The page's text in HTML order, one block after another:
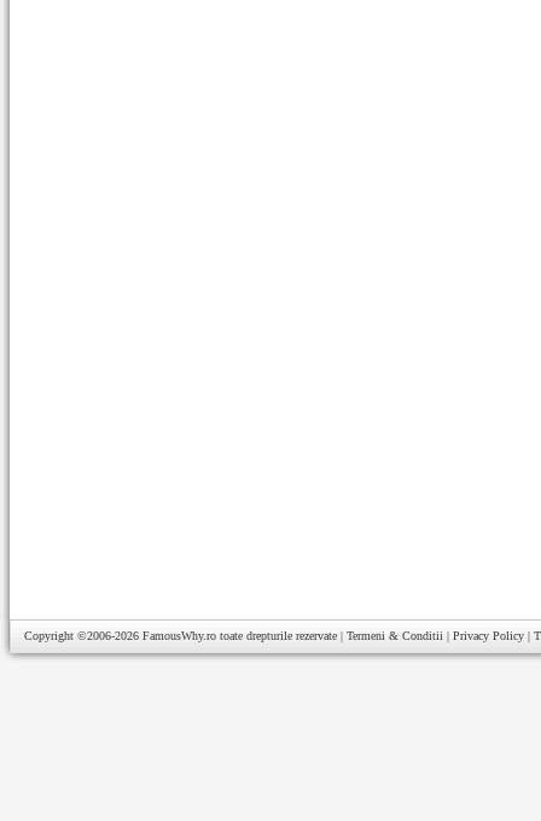
Copyright ©2006-2026 FamousWhy.ro toate drepturile rezervate | Termeni & Conditii | Privacy Policy |